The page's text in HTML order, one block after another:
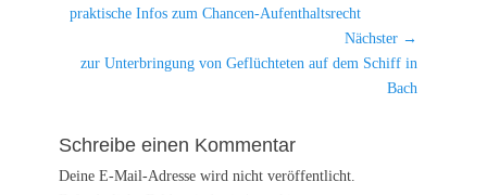
Vorheriger
praktische Infos zum Chancen-Aufenthaltsrecht
Nächster →
Nächster
zur Unterbringung von Geflüchteten auf dem Schiff in
Bach
Schreibe einen Kommentar
Deine E-Mail-Adresse wird nicht veröffentlicht.